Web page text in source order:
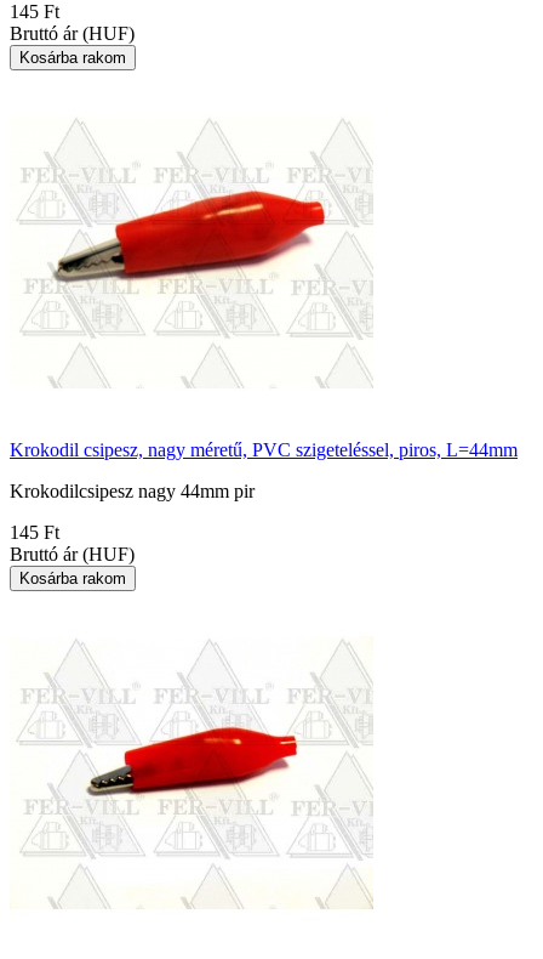
145 Ft
Bruttó ár (HUF)
Krokodil csipesz, nagy méretű, PVC szigeteléssel, piros, L=44mm
Krokodilcsipesz nagy 44mm pir
145 Ft
Bruttó ár (HUF)